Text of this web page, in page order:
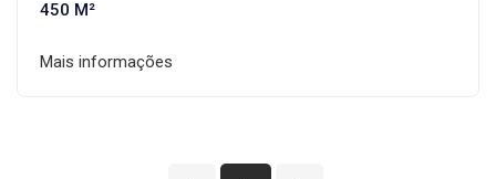
450 M²
Mais informações